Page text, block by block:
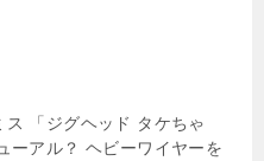
「ジグヘッド タケちゃ
ーアル？ ヘビーワイヤーを